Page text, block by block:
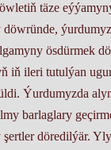
täze
ösdürmek
iň ileri tutulýan
Ýurdumyzda
barlaglary
şertler döredilýär.